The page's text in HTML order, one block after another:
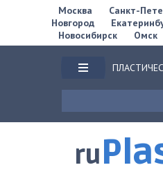
Москва Санкт-
Новгород
Новосибирск
Омск
ru